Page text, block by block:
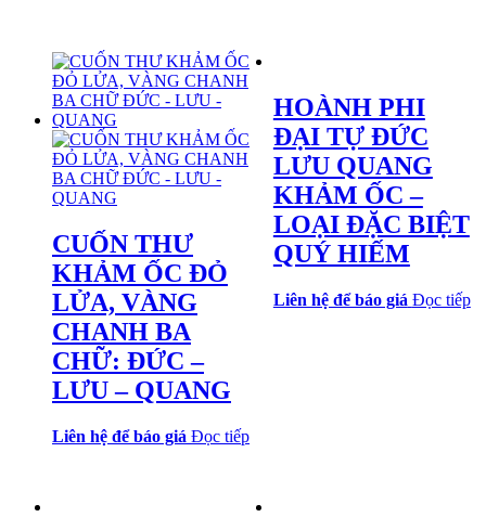
CUỐN THƯ
KHẢM ỐC ĐỎ
LỬA, VÀNG
CHANH BA
CHỮ: ĐỨC –
LƯU – QUANG
Liên hệ để báo giá Đọc tiếp
HOÀNH PHI
ĐẠI TỰ ĐỨC
LƯU QUANG
KHẢM ỐC –
LOẠI ĐẶC BIỆT
QUÝ HIẾM
Liên hệ để báo giá Đọc tiếp